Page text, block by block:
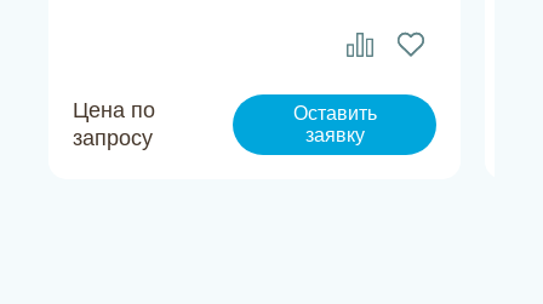
Цена по
запросу
Оставить
заявку